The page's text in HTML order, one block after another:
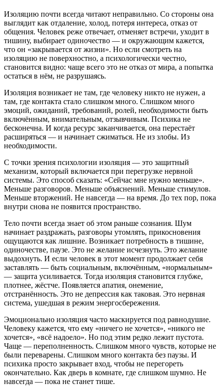
Изоляцию почти всегда читают неправильно. Со стороны она
выглядит как отдаление, холод, потеря интереса, отказ от
общения. Человек реже отвечает, отменяет встречи, уходит в
тишину, выбирает одиночество — и окружающим кажется,
что он «закрывается от жизни». Но если смотреть на
изоляцию не поверхностно, а психологически честно,
становится видно: чаще всего это не отказ от мира, а попытка
остаться в нём, не разрушаясь.
Изоляция возникает не там, где человеку никто не нужен, а
там, где контакта стало слишком много. Слишком много
эмоций, ожиданий, требований, ролей, необходимости быть
включённым, внимательным, отзывчивым. Психика не
бесконечна. И когда ресурс заканчивается, она перестаёт
расширяться — и начинает сжиматься. Не из злобы. Из
необходимости.
С точки зрения психологии изоляция — это защитный
механизм, который включается при перегрузке нервной
системы. Это способ сказать: «Сейчас мне нужно меньше».
Меньше разговоров. Меньше объяснений. Меньше стимулов.
Меньше вторжений. Не навсегда — на время. До тех пор, пока
внутри снова не появится пространство.
Тело почти всегда знает об этом раньше сознания. Шум
начинает раздражать, разговоры утомлять, прикосновения
ощущаются как лишние. Возникает потребность в тишине,
одиночестве, паузе. Это не желание исчезнуть. Это желание
выдохнуть. И если человек в этот момент продолжает себя
заставлять — быть социальным, включённым, «нормальным»
— защита усиливается. Тогда изоляция становится глубже,
плотнее, жёстче. Появляется апатия, онемение,
отстранённость. Это не депрессия как таковая. Это нервная
система, ушедшая в режим энергосбережения.
Эмоционально изоляция часто маскируется под равнодушие.
Человеку кажется, что ему «ничего не хочется», «никого не
хочется», «всё надоело». Но под этим редко лежит пустота.
Чаще — переполненность. Слишком много чувств, которые не
были переварены. Слишком много контакта без паузы. И
психика просто закрывает вход, чтобы не перегореть
окончательно. Как дверь в комнате, где слишком шумно. Не
навсегда — пока не станет тише.